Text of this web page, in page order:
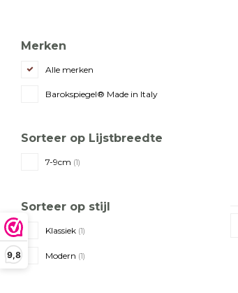
9,8
Merken
Alle merken
Barokspiegel® Made in Italy
Sorteer op Lijstbreedte
7-9cm (1)
Sorteer op stijl
Klassiek (1)
Modern (1)